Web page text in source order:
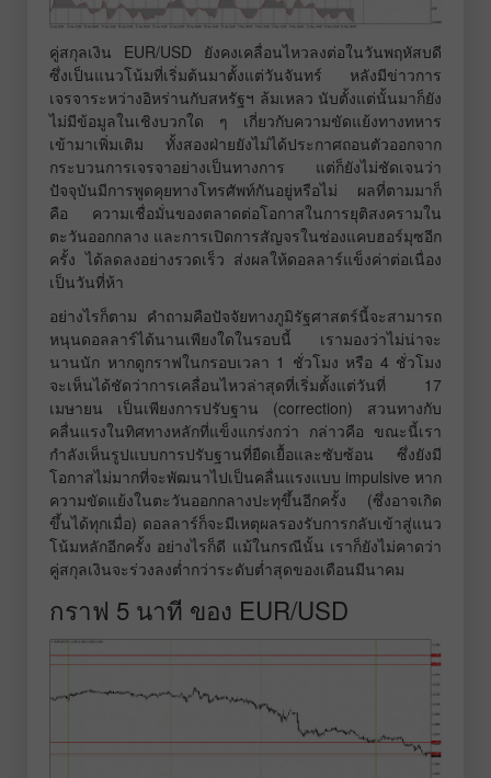
คู่สกุลเงิน EUR/USD ยังคงเคลื่อนไหวลงต่อในวันพฤหัสบดี
ซึ่งเป็นแนวโน้มที่เริ่มต้นมาตั้งแต่วันจันทร์ หลังมีข่าวการ
เจรจาระหว่างอิหร่านกับสหรัฐฯ ล้มเหลว นับตั้งแต่นั้นมาก็ยัง
ไม่มีข้อมูลในเชิงบวกใด ๆ เกี่ยวกับความขัดแย้งทางทหาร
เข้ามาเพิ่มเติม ทั้งสองฝ่ายยังไม่ได้ประกาศถอนตัวออกจาก
กระบวนการเจรจาอย่างเป็นทางการ แต่ก็ยังไม่ชัดเจนว่า
ปัจจุบันมีการพูดคุยทางโทรศัพท์กันอยู่หรือไม่ ผลที่ตามมาก็
คือ ความเชื่อมั่นของตลาดต่อโอกาสในการยุติสงครามใน
ตะวันออกกลาง และการเปิดการสัญจรในช่องแคบฮอร์มุซอีก
ครั้ง ได้ลดลงอย่างรวดเร็ว ส่งผลให้ดอลลาร์แข็งค่าต่อเนื่อง
เป็นวันที่ห้า
อย่างไรก็ตาม คำถามคือปัจจัยทางภูมิรัฐศาสตร์นี้จะสามารถ
หนุนดอลลาร์ได้นานเพียงใดในรอบนี้ เรามองว่าไม่น่าจะ
นานนัก หากดูกราฟในกรอบเวลา 1 ชั่วโมง หรือ 4 ชั่วโมง
จะเห็นได้ชัดว่าการเคลื่อนไหวล่าสุดที่เริ่มตั้งแต่วันที่ 17
เมษายน เป็นเพียงการปรับฐาน (correction) สวนทางกับ
คลื่นแรงในทิศทางหลักที่แข็งแกร่งกว่า กล่าวคือ ขณะนี้เรา
กำลังเห็นรูปแบบการปรับฐานที่ยืดเยื้อและซับซ้อน ซึ่งยังมี
โอกาสไม่มากที่จะพัฒนาไปเป็นคลื่นแรงแบบ impulsive หาก
ความขัดแย้งในตะวันออกกลางปะทุขึ้นอีกครั้ง (ซึ่งอาจเกิด
ขึ้นได้ทุกเมื่อ) ดอลลาร์ก็จะมีเหตุผลรองรับการกลับเข้าสู่แนว
โน้มหลักอีกครั้ง อย่างไรก็ดี แม้ในกรณีนั้น เราก็ยังไม่คาดว่า
คู่สกุลเงินจะร่วงลงต่ำกว่าระดับต่ำสุดของเดือนมีนาคม
กราฟ 5 นาที ของ EUR/USD